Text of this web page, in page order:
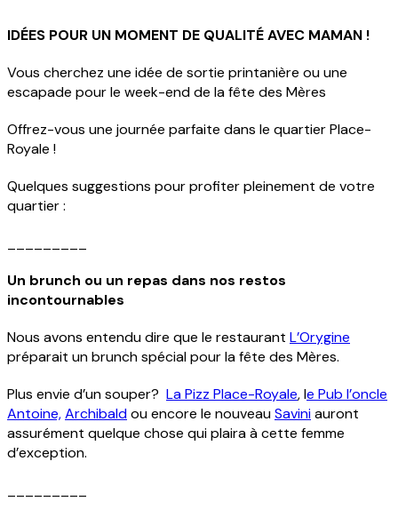
Menu
Contact
Infos pratiques
IDÉES POUR UN MOMENT DE QUALITÉ AVEC MAMAN !
Vous cherchez une idée de sortie printanière ou une
escapade pour le week-end de la fête des Mères
Offrez-vous une journée parfaite dans le quartier Place-
Royale !
Quelques suggestions pour profiter pleinement de votre
quartier :
Un brunch ou un repas dans nos restos
incontournables
Nous avons entendu dire que le restaurant L’Orygine
préparait un brunch spécial pour la fête des Mères.
Plus envie d’un souper? La Pizz Place-Royale, le Pub l’oncle
Antoine,Archibaldou encore le nouveauSaviniauront
assurément quelque chose qui plaira à cette femme
d’exception.